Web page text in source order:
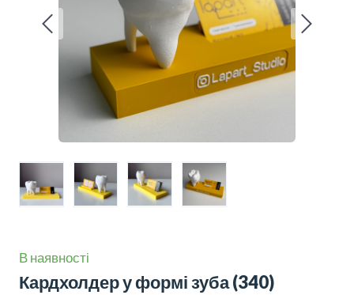
В наявності
Кардхолдер у формі зуба(340)